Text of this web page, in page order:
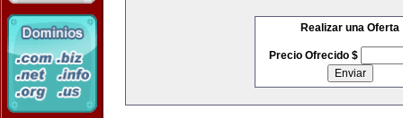
Realizar una Oferta
Precio Ofrecido $